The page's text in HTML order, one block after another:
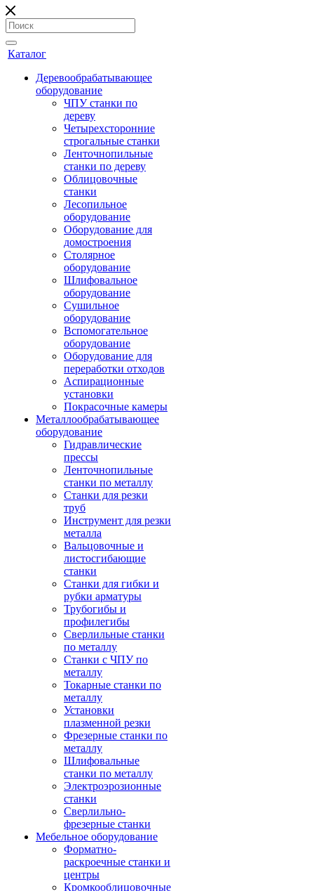
Каталог
Деревообрабатывающее
оборудование
ЧПУ станки по
дереву
Четырехсторонние
строгальные станки
Ленточнопильные
станки по дереву
Облицовочные
станки
Лесопильное
оборудование
Оборудование для
домостроения
Столярное
оборудование
Шлифовальное
оборудование
Сушильное
оборудование
Вспомогательное
оборудование
Оборудование для
переработки отходов
Аспирационные
установки
Покрасочные камеры
Металлообрабатывающее
оборудование
Гидравлические
прессы
Ленточнопильные
станки по металлу
Станки для резки
труб
Инструмент для резки
металла
Вальцовочные и
листосгибающие
станки
Станки для гибки и
рубки арматуры
Трубогибы и
профилегибы
Сверлильные станки
по металлу
Станки с ЧПУ по
металлу
Токарные станки по
металлу
Установки
плазменной резки
Фрезерные станки по
металлу
Шлифовальные
станки по металлу
Электроэрозионные
станки
Сверлильно-
фрезерные станки
Мебельное оборудование
Форматно-
раскроечные станки и
центры
Кромкооблицовочные